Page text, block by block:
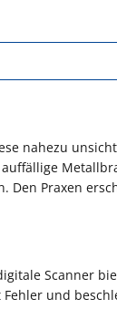
nahezu
Den Praxen
Scanner
und